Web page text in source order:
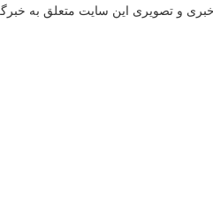
و تصويری اين سايت متعلق به